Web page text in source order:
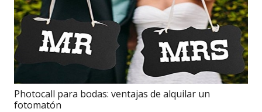
Photocall para bodas: ventajas de alquilar un
fotomatón